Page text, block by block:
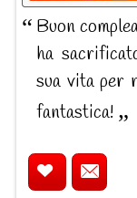
Buon
ha
sua vita per
fantastica!